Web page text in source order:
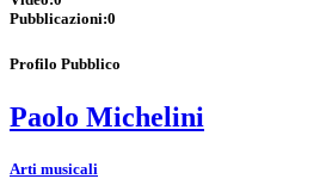
Pubblicazioni:0
Profilo Pubblico
Paolo Michelini
Arti musicali